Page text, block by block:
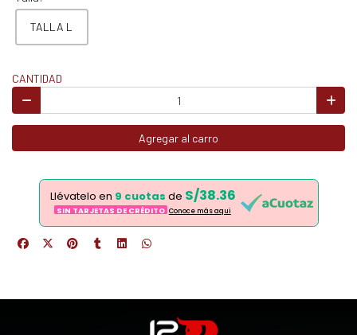
TALLA L
CANTIDAD
Agregar al carro
Llévatelo en 9 cuotas de S/38.36
SIN TARJETAS DE CRÉDITO Conoce más aqui